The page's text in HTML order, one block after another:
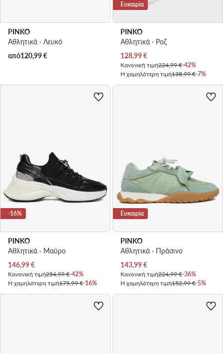
PINKO
Αθλητικά · Λευκό
από120,99€
Ευκαιρία
PINKO
Αθλητικά · Ροζ
Τρέχουσα τιμή
128,99€
Κανονική τιμή224,99 €-42%
Η χαμηλότερη τιμή138,99 €-7%
-16%
PINKO
Αθλητικά · Μαύρο
Τρέχουσα τιμή
146,99€
Κανονική τιμή254,99 €-42%
Η χαμηλότερη τιμή175,99 €-16%
Ευκαιρία
PINKO
Αθλητικά · Πράσινο
Τρέχουσα τιμή
143,99€
Κανονική τιμή224,99 €-36%
Η χαμηλότερη τιμή152,99 €-5%